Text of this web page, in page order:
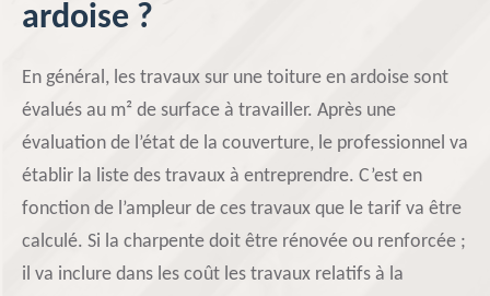
ardoise ?
En général, les travaux sur une toiture en ardoise sont
évalués au m² de surface à travailler. Après une
évaluation de l’état de la couverture, le professionnel va
établir la liste des travaux à entreprendre. C’est en
fonction de l’ampleur de ces travaux que le tarif va être
calculé. Si la charpente doit être rénovée ou renforcée ;
il va inclure dans les coût les travaux relatifs à la